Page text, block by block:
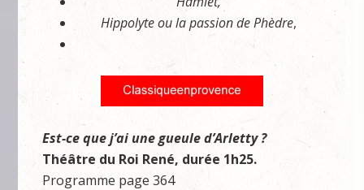
Hippolyte ou la passion de Phèdre,
Est-ce que j’ai une gueule d’Arletty ?
Théâtre du Roi René, durée 1h25.
Programme page 364